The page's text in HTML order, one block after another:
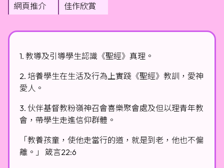
網頁推介
佳作欣賞
1. 教導及引導學生認識《聖經》真理。
2. 培養學生在生活及行為上實踐《聖經》教訓，愛神
愛人。
3. 伙伴基督教粉嶺神召會喜樂聚會處及但以理青年教
會，帶學生走進信仰群體。
「教養孩童，使他走當行的道，就是到老，他也不偏
離。」 箴言22:6